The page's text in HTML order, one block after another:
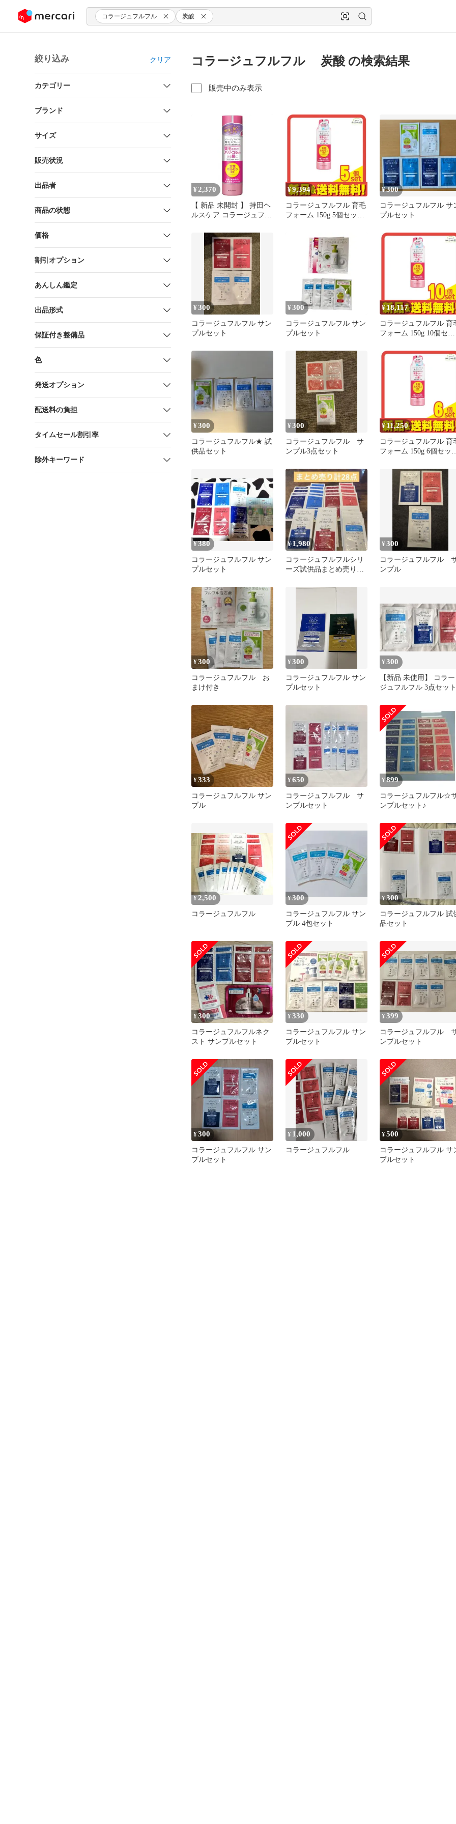
ツにスキップ コラージュフルフル 炭酸
絞り込み クリア
カテゴリー
ブランド
サイズ
販売状況
出品者
商品の状態
価格
割引オプション
あんしん鑑定
出品形式
保証付き整備品
色
発送オプション
配送料の負担
タイムセール割引率
除外キーワード
コラージュフルフル 炭酸 の検索結果
販売中のみ表示
¥ 2,370
【 新品 未開封 】 持田ヘ
ルスケア コラージュフル
未使用 送料無料
¥9,394
コラージュフルフル 育毛
フォーム 150g 5個セット
¥300
コラージュフルフル サ
プルセット
¥300
コラージュフルフル サン
プルセット
¥ 300
コラージュフルフル サン
プルセット
¥18,117
コラージュフルフル 育
フォーム 150g 10個セッ
¥300
コラージュフルフル★ 試
供品セット
¥300
コラージュフルフル サ
ンプル3点セット
¥11,250
コラージュフルフル 育
フォーム 150g 6個セッ
¥380
コラージュフルフル サン
プルセット
¥1,980
コラージュフルフルシリ
ーズ試供品まとめ売り計
¥300
コラージュフルフル
ンプル
¥300
コラージュフルフル お
まけ付き
¥300
コラージュフルフル サン
プルセット
¥300
【新品 未使用】 コラー
ジュフルフル 3点セット
¥333
コラージュフルフル サン
プル
¥650
コラージュフルフル サ
ンプルセット
¥899
コラージュフルフル☆
ンプルセット♪
¥2,500
コラージュフルフル
¥300
コラージュフルフル サン
プル 4包セット
¥300
コラージュフルフル 試
品セット
¥300
コラージュフルフルネク
スト サンプルセット
¥330
コラージュフルフル サン
プルセット
¥399
コラージュフルフル
ンプルセット
¥300
コラージュフルフル サン
プルセット
¥ 1,000
コラージュフルフル
¥500
コラージュフルフル サ
プルセット